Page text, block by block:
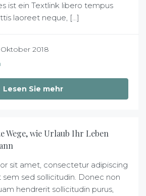
ist ein Textlink libero tempus
laoreet neque, [...]
Oktober 2018
Lesen Sie mehr
Wege, wie Urlaub Ihr Leben
sit amet, consectetur adipiscing
sem sed sollicitudin. Donec non
hendrerit sollicitudin purus,